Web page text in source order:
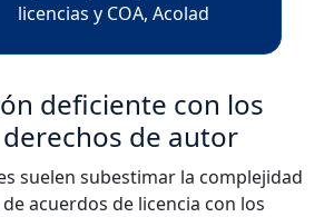
licencias y COA, Acolad
deficiente con los
de autor
suelen subestimar la complejidad
acuerdos de licencia con los